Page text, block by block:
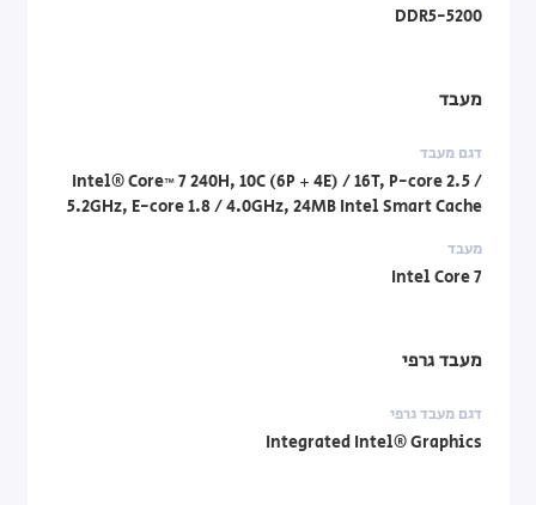
DDR5-5200
מעבד
דגם מעבד
Intel® Core™ 7 240H, 10C (6P + 4E) / 16T, P-core 2.5 /
5.2GHz, E-core 1.8 / 4.0GHz, 24MB Intel Smart Cache
מעבד
Intel Core 7
מעבד גרפי
דגם מעבד גרפי
Integrated Intel® Graphics